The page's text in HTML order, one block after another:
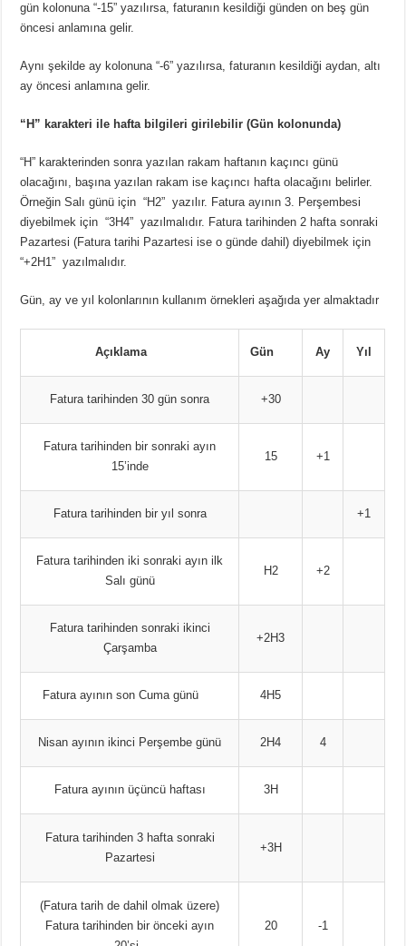
gün kolonuna “-15” yazılırsa, faturanın kesildiği günden on beş gün
öncesi anlamına gelir.
Aynı şekilde ay kolonuna “-6” yazılırsa, faturanın kesildiği aydan, altı
ay öncesi anlamına gelir.
“H” karakteri ile hafta bilgileri girilebilir (Gün kolonunda)
“H” karakterinden sonra yazılan rakam haftanın kaçıncı günü
olacağını, başına yazılan rakam ise kaçıncı hafta olacağını belirler.
Örneğin Salı günü için “H2” yazılır. Fatura ayının 3. Perşembesi
diyebilmek için “3H4” yazılmalıdır. Fatura tarihinden 2 hafta sonraki
Pazartesi (Fatura tarihi Pazartesi ise o günde dahil) diyebilmek için
“+2H1” yazılmalıdır.
Gün, ay ve yıl kolonlarının kullanım örnekleri aşağıda yer almaktadır
Açıklama Gün Ay Yıl
Fatura tarihinden 30 gün sonra +30
Fatura tarihinden bir sonraki ayın
15’inde
15 +1
Fatura tarihinden bir yıl sonra +1
Fatura tarihinden iki sonraki ayın ilk
Salı günü
H2 +2
Fatura tarihinden sonraki ikinci
Çarşamba
+2H3
Fatura ayının son Cuma günü 4H5
Nisan ayının ikinci Perşembe günü 2H4 4
Fatura ayının üçüncü haftası 3H
Fatura tarihinden 3 hafta sonraki
Pazartesi
+3H
(Fatura tarih de dahil olmak üzere)
Fatura tarihinden bir önceki ayın
20 -1